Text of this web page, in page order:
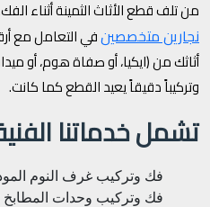
من تلف قطع الأثاث الثمينة أثناء
نجارين متخصصينفي التعامل مع
أثاثك من (ايكيا، أو صفاة هوم، أو
وتركيباً دقيقاً يعيد القطع كما كانت.
تشمل خدماتنا
فك وتركيب غرف النوم
فك وتركيب وحدات المطابخ